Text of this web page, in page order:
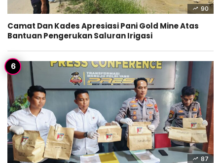
90
Camat Dan Kades Apresiasi Pani Gold Mine Atas
Bantuan Pengerukan Saluran Irigasi
87